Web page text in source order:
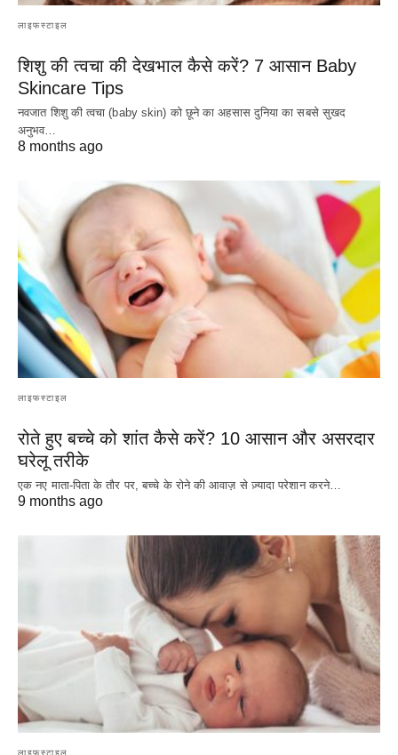
लाइफस्टाइल
शिशु की त्वचा की देखभाल कैसे करें? 7 आसान Baby
Skincare Tips
नवजात शिशु की त्वचा (baby skin) को छूने का अहसास दुनिया का सबसे सुखद
अनुभव…
8 months ago
लाइफस्टाइल
रोते हुए बच्चे को शांत कैसे करें? 10 आसान और असरदार
घरेलू तरीके
एक नए माता-पिता के तौर पर, बच्चे के रोने की आवाज़ से ज़्यादा परेशान करने…
9 months ago
लाइफस्टाइल